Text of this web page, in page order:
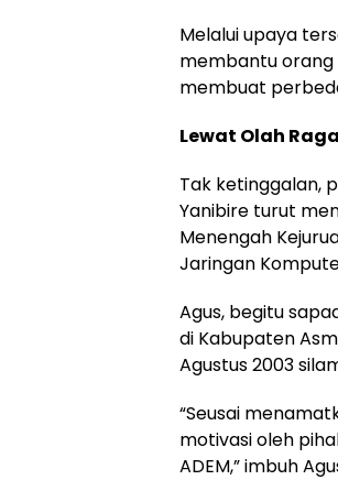
Melalui upaya
membantu orang
membuat
Lewat Olah
Tak ketinggalan,
Yanibire turut
Menengah
Jaringan
Agus, begitu
di Kabupaten
Agustus 2003
“Seusai
motivasi oleh
ADEM,” imbuh